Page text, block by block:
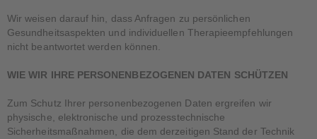
Wir weisen darauf hin, dass Anfragen zu persönlichen
Gesundheitsaspekten und individuellen Therapieempfehlungen
nicht beantwortet werden können.
WIE WIR IHRE PERSONENBEZOGENEN DATEN SCHÜTZEN
Zum Schutz Ihrer personenbezogenen Daten ergreifen wir
physische, elektronische und prozesstechnische
Sicherheitsmaßnahmen, die dem derzeitigen Stand der Technik